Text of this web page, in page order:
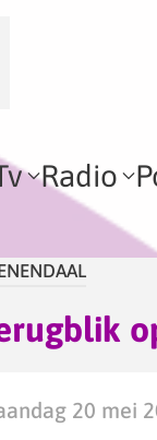
Radio
20 mei